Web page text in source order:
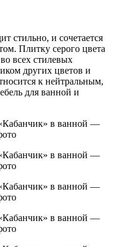
стильно, и сочетается
Плитку серого цвета
всех стилевых
других цветов и
к нейтральным,
для ванной и